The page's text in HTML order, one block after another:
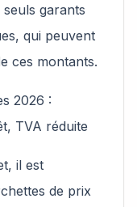
seuls garants
qui peuvent
ces montants.
2026 :
TVA réduite
il est
de prix